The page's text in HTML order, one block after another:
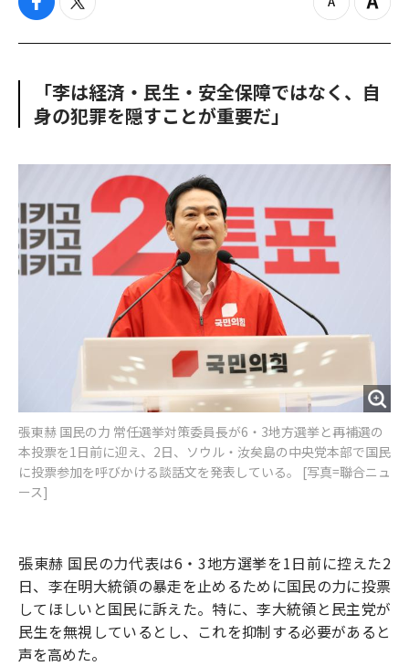
f
c
o
k
t
i
e
r
z
o
u
Z
o
n
「李は経済・民生・安全保障ではなく、自
身の犯罪を隠すことが重要だ」
張東赫 国民の力 常任選挙対策委員長が6・3地方選挙と再補選の
本投票を1日前に迎え、2日、ソウル・汝矣島の中央党本部で国民
に投票参加を呼びかける談話文を発表している。 [写真=聯合ニュ
ース]
張東赫 国民の力代表は6・3地方選挙を1日前に控えた2
日、李在明大統領の暴走を止めるために国民の力に投票
してほしいと国民に訴えた。特に、李大統領と民主党が
民生を無視しているとし、これを抑制する必要があると
声を高めた。